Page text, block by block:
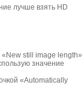
лучше взять HD
still image length»
значение
«Automatically